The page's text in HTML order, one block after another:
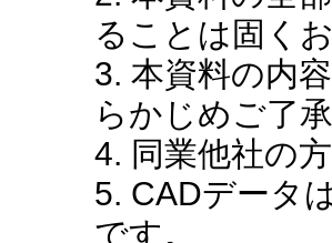
ることは固く
3. 本資料の内
らかじめご了
4. 同業他社の
5. CADデータ
です。